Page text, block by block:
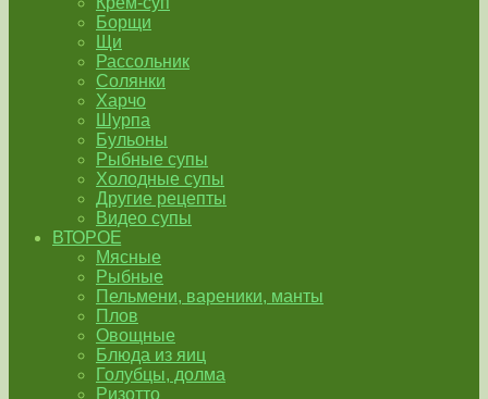
Борщи
Щи
Рассольник
Солянки
Харчо
Шурпа
Бульоны
Рыбные супы
Холодные супы
Другие рецепты
Видео супы
ВТОРОЕ
Мясные
Рыбные
Пельмени, вареники, манты
Плов
Овощные
Блюда из яиц
Голубцы, долма
Ризотто